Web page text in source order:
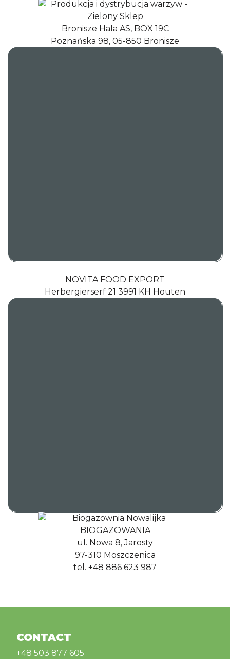
Bronisze Hala AS, BOX 19C
Poznańska 98, 05-850 Bronisze
NOVITA FOOD EXPORT
Herbergierserf 21 3991 KH Houten
BIOGAZOWANIA
ul. Nowa 8, Jarosty
97-310 Moszczenica
tel. +48 886 623 987
CONTACT
+48 503 877 605